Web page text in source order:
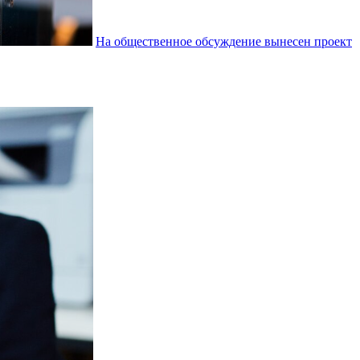
На общественное обсуждение вынесен проект